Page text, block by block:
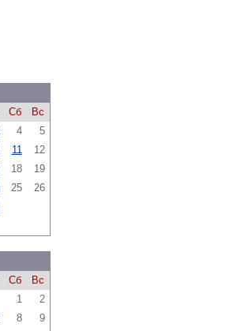
Сб
Вс
4
5
11
12
18
19
25
26
Сб
Вс
1
2
8
9